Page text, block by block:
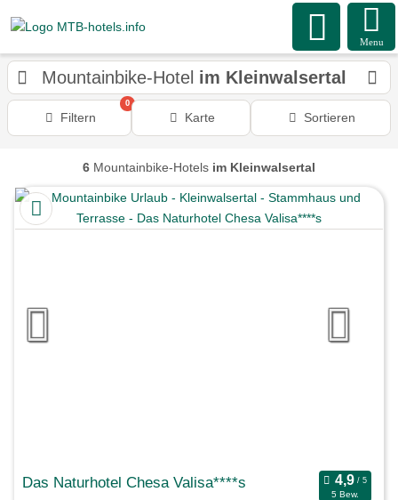
Menu
Mountainbike-Hotel im Kleinwalsertal
Filtern
0
Karte Sortieren
6 Mountainbike-Hotels im Kleinwalsertal
Das Naturhotel Chesa Valisa****s
5 Bew.